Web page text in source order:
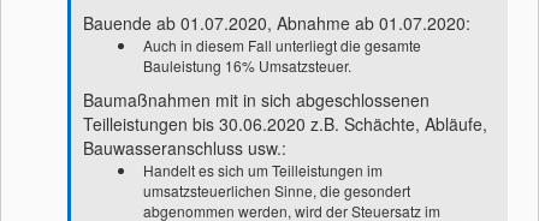
Bauende ab 01.07.2020, Abnahme ab 01.07.2020:
Auch in diesem Fall unterliegt die gesamte
Bauleistung 16% Umsatzsteuer.
Baumaßnahmen mit in sich abgeschlossenen
Teilleistungen bis 30.06.2020 z.B. Schächte, Abläufe,
Bauwasseranschluss usw.:
Handelt es sich um Teilleistungen im
umsatzsteuerlichen Sinne, die gesondert
abgenommen werden, wird der Steuersatz im